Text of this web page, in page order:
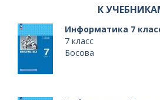
К
Информатика 7
7 класс
Босова